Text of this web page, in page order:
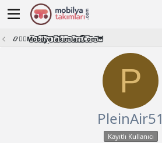
📿🧙‍♂️M͜͡o͜͡b͜͡i͜͡l͜͡y͜͡a͜͡T͜͡a͜͡k͜͡i͜͡m͜͡l͜͡a͜͡r͜͡i͜͡.͜͡C͜͡o͜͡m͜͡🦉
P
PleinAir51
Kayıtlı Kullanıcı